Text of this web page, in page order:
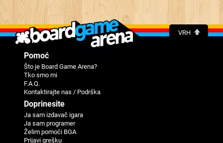
VRH
Pomoć
Što je Board Game Arena?
Tko smo mi
F.A.Q.
Kontaktirajte nas / Podrška
Doprinesite
Ja sam izdavač igara
Ja sam programer
Žеlim pomoći BGA
Priјavi grеšku